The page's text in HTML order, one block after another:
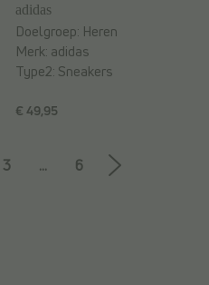
adidas
€ 49,95
Doelgroep: Heren
Merk: adidas
Type2: Sneakers
3 ... 6